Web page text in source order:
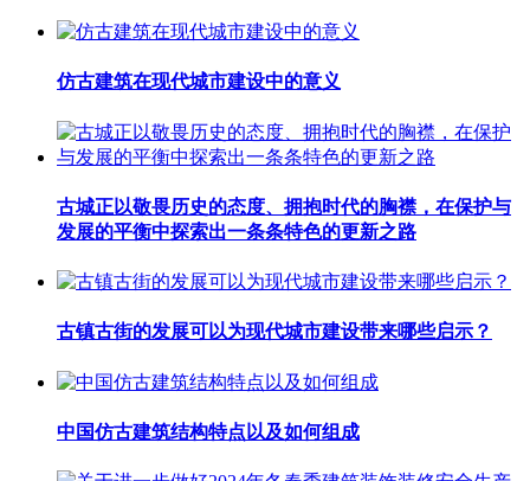
仿古建筑在现代城市建设中的意义
古城正以敬畏历史的态度、拥抱时代的胸襟，在保护与
发展的平衡中探索出一条条特色的更新之路
古镇古街的发展可以为现代城市建设带来哪些启示？
中国仿古建筑结构特点以及如何组成